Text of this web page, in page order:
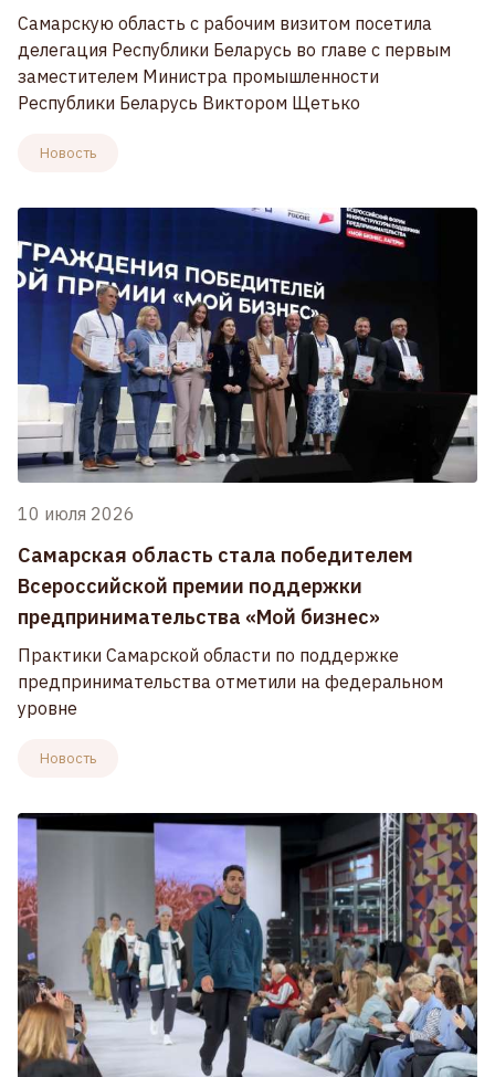
Самарскую область с рабочим визитом посетила
делегация Республики Беларусь во главе с первым
заместителем Министра промышленности
Республики Беларусь Виктором Щетько
Новость
10 июля 2026
Самарская область стала победителем
Всероссийской премии поддержки
предпринимательства «Мой бизнес»
Практики Самарской области по поддержке
предпринимательства отметили на федеральном
уровне
Новость